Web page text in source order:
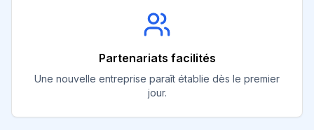
Partenariats facilités
Une nouvelle entreprise paraît établie dès le premier
jour.